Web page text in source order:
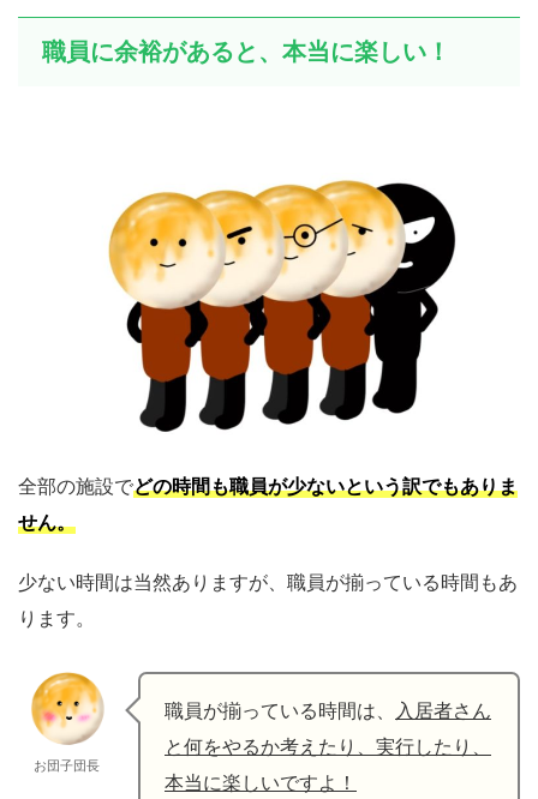
職員に余裕があると、本当に楽しい！
全部の施設でどの時間も職員が少ないという訳でもありま
せん。
少ない時間は当然ありますが、職員が揃っている時間もあ
ります。
お団子団長
職員が揃っている時間は、
入居者さん
と何をやるか考えたり、実行したり、
本当に楽しいですよ！